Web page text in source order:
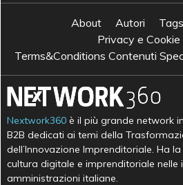
About Autori Tags
Privacy e
Terms&Conditions Contenuti
Nextwork360 è il più grande network
B2B dedicati ai temi della
dell’Innovazione Imprenditoriale. Ha
cultura digitale e imprenditoriale nelle
amministrazioni italiane.